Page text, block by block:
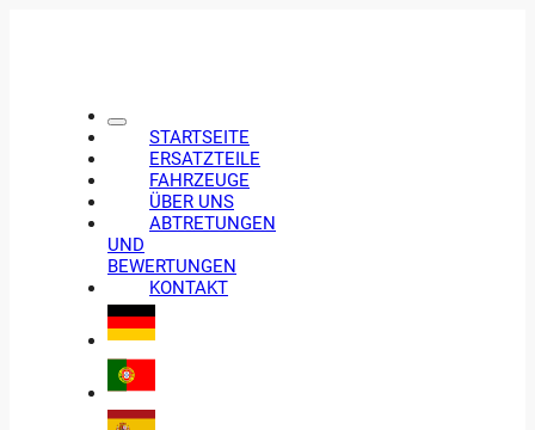
STARTSEITE
ERSATZTEILE
FAHRZEUGE
ÜBER UNS
ABTRETUNGEN
UND
BEWERTUNGEN
KONTAKT